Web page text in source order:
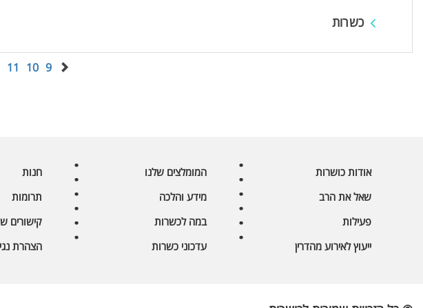
כשרות
9
10
11
אודות כושרות
שאל את הרב
פעילות
ייעוץ לאירוע מהדרין
המומלצים שלנו
מידע והלכה
במה לכשרות
עדכוני כשרות
חנות
תרומות
קישורים
הצהרת